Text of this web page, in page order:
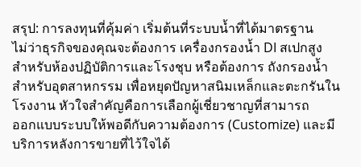
สรุป: การลงทุนที่คุ้มค่า เริ่มต้นที่ระบบน้ำที่ได้มาตรฐาน
ไม่ว่าธุรกิจของคุณจะต้องการ เครื่องกรองน้ำ DI สเปกสูง
สำหรับห้องปฏิบัติการและโรงชุบ หรือต้องการ ถังกรองน้ำ
สำหรับอุตสาหกรรม เพื่อหยุดปัญหาสนิมเหล็กและตะกรันใน
โรงงาน หัวใจสำคัญคือการเลือกผู้เชี่ยวชาญที่สามารถ
ออกแบบระบบให้พอดีกับความต้องการ (Customize) และมี
บริการหลังการขายที่ไว้ใจได้